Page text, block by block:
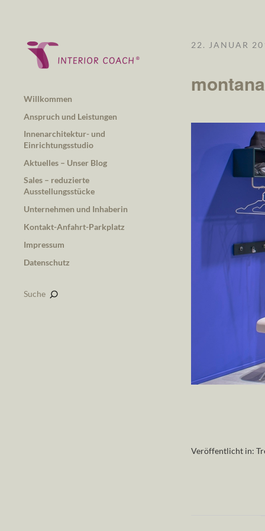
Willkommen
Anspruch und Leistungen
Innenarchitektur- und
Einrichtungsstudio
Aktuelles – Unser Blog
Sales – reduzierte
Ausstellungsstücke
Unternehmen und Inhaberin
Kontakt-Anfahrt-Parkplatz
Impressum
Datenschutz
Suche
22. JANUAR
Veröffentlicht in: